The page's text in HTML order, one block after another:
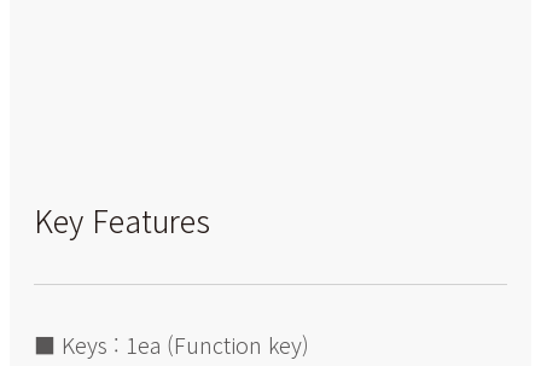
Key Features
■ Keys : 1ea (Function key)